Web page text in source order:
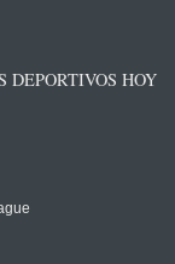
DEPORTIVOS HOY